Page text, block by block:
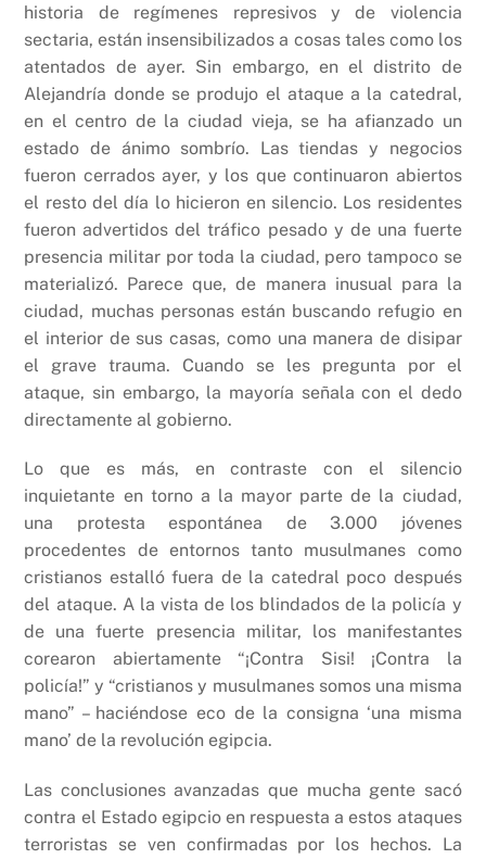
historia de regímenes represivos y de violencia
sectaria, están insensibilizados a cosas tales como los
atentados de ayer. Sin embargo, en el distrito de
Alejandría donde se produjo el ataque a la catedral,
en el centro de la ciudad vieja, se ha afianzado un
estado de ánimo sombrío. Las tiendas y negocios
fueron cerrados ayer, y los que continuaron abiertos
el resto del día lo hicieron en silencio. Los residentes
fueron advertidos del tráfico pesado y de una fuerte
presencia militar por toda la ciudad, pero tampoco se
materializó. Parece que, de manera inusual para la
ciudad, muchas personas están buscando refugio en
el interior de sus casas, como una manera de disipar
el grave trauma. Cuando se les pregunta por el
ataque, sin embargo, la mayoría señala con el dedo
directamente al gobierno.
Lo que es más, en contraste con el silencio
inquietante en torno a la mayor parte de la ciudad,
una protesta espontánea de 3.000 jóvenes
procedentes de entornos tanto musulmanes como
cristianos estalló fuera de la catedral poco después
del ataque. A la vista de los blindados de la policía y
de una fuerte presencia militar, los manifestantes
corearon abiertamente “¡Contra Sisi! ¡Contra la
policía!” y “cristianos y musulmanes somos una misma
mano” – haciéndose eco de la consigna ‘una misma
mano’ de la revolución egipcia.
Las conclusiones avanzadas que mucha gente sacó
contra el Estado egipcio en respuesta a estos ataques
terroristas se ven confirmadas por los hechos. La